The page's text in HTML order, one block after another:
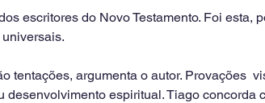
escritores do Novo Testamento. Foi esta,
tentações, argumenta o autor. Provações
desenvolvimento espiritual. Tiago concorda